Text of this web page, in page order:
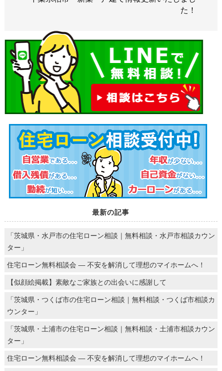
た！
最新の記事
「茨城県・水戸市の住宅ローン相談｜無料相談・水戸市相談カウン
ター」
住宅ローン無料相談会 ― 不安を解消して理想のマイホームへ！
【似顔絵掲載】素敵なご家族との出会いに感謝して
「茨城県・つくば市の住宅ローン相談｜無料相談・つくば市相談カ
ウンター」
「茨城県・土浦市の住宅ローン相談｜無料相談・土浦市相談カウン
ター」
住宅ローン無料相談会 ― 不安を解消して理想のマイホームへ！